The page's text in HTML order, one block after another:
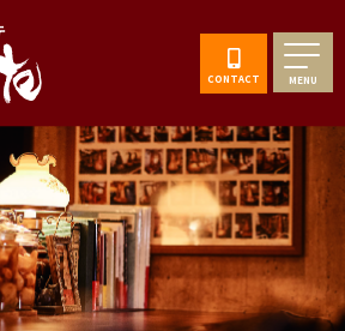
CONTACT MENU